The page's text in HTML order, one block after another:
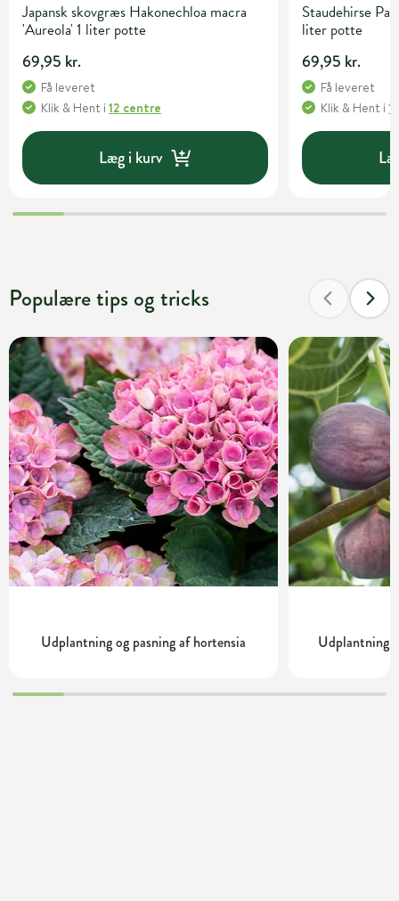
Japansk skovgræs Hakonechloa macra
'Aureola' 1 liter potte
69,95 kr.
Få leveret
Klik & Hent i 12 centre
Læg i kurv
Staudehirse
liter potte
69,95 kr.
Få leveret
Klik & Hent i
Populære tips og tricks
Udplantning og pasning af hortensia Udplantning